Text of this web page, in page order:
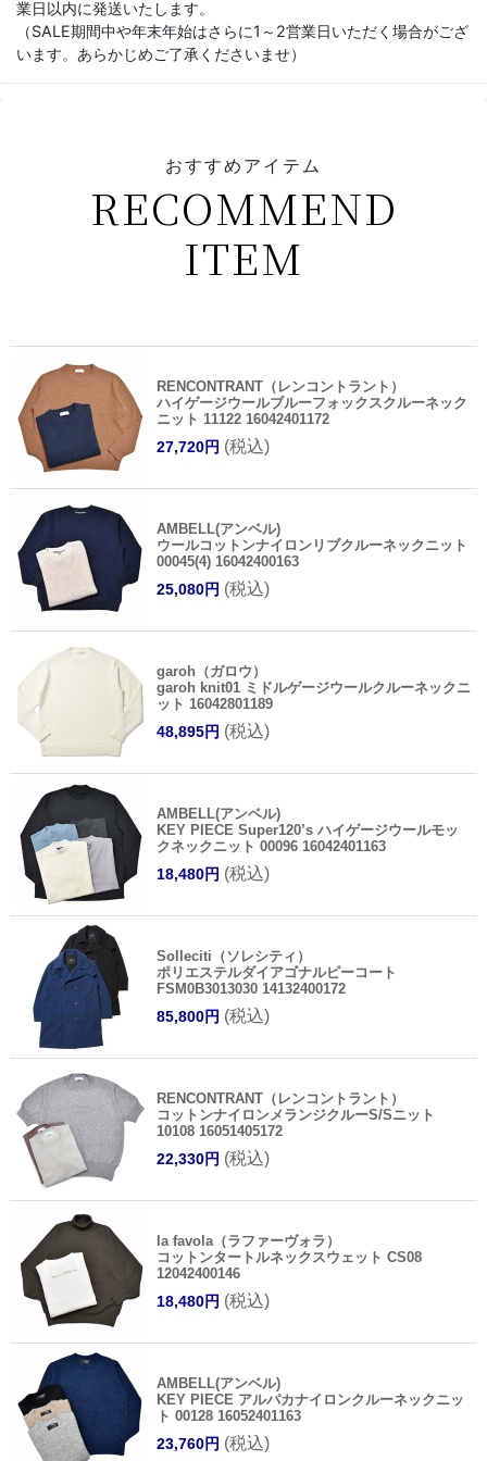
業日以内に発送いたします。
（SALE期間中や年末年始はさらに1～2営業日いただく場合がござ
います。あらかじめご了承くださいませ）
おすすめアイテム
RECOMMEND
ITEM
RENCONTRANT（レンコントラント）
ハイゲージウールブルーフォックスクルーネック
ニット 11122 16042401172
27,720円 (税込)
AMBELL(アンベル)
ウールコットンナイロンリブクルーネックニット
00045(4) 16042400163
25,080円 (税込)
garoh（ガロウ）
garoh knit01 ミドルゲージウールクルーネックニ
ット 16042801189
48,895円 (税込)
AMBELL(アンベル)
KEY PIECE Super120’s ハイゲージウールモッ
クネックニット 00096 16042401163
18,480円 (税込)
Solleciti（ソレシティ）
ポリエステルダイアゴナルピーコート
FSM0B3013030 14132400172
85,800円 (税込)
RENCONTRANT（レンコントラント）
コットンナイロンメランジクルーS/Sニット
10108 16051405172
22,330円 (税込)
la favola（ラファーヴォラ）
コットンタートルネックスウェット CS08
12042400146
18,480円 (税込)
AMBELL(アンベル)
KEY PIECE アルパカナイロンクルーネックニッ
ト 00128 16052401163
23,760円 (税込)